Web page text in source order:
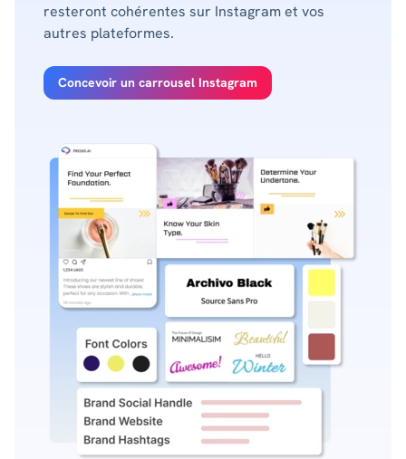
resteront cohérentes sur Instagram et vos
autres plateformes.
Concevoir un carrousel Instagram